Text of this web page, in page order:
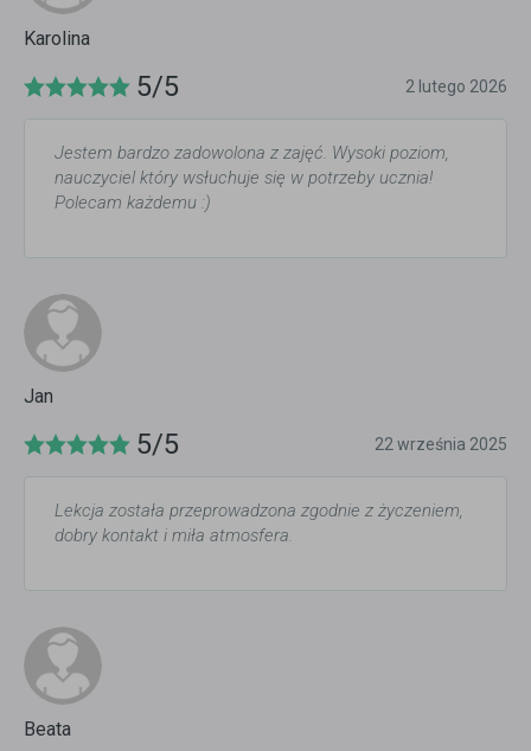
Karolina
5/5 2 lutego 2026
Jestem bardzo zadowolona z zajęć. Wysoki poziom,
nauczyciel który wsłuchuje się w potrzeby ucznia!
Polecam każdemu :)
Jan
5/5 22 września 2025
Lekcja została przeprowadzona zgodnie z życzeniem,
dobry kontakt i miła atmosfera.
Beata